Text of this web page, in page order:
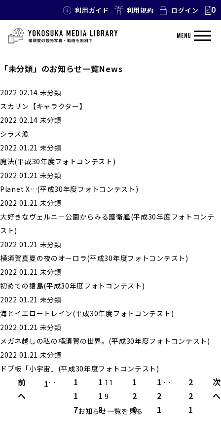
利用ガイド 利用規約 ログイン 0
MENU
「未分類」のお知らせ一覧News
2022.02.14 未分類
スカリン【キャラクター】
2022.02.14 未分類
シラス漁
2022.01.21 未分類
魔法(平成30年度フォトコンテスト)
2022.01.21 未分類
Planet X…(平成30年度フォトコンテスト)
2022.01.21 未分類
大好きなヴェルニー公園からみる護衛艦(平成30年度フォトコンテ
スト)
2022.01.21 未分類
横須賀真夏の夜のオーロラ(平成30年度フォトコンテスト)
2022.01.21 未分類
初めての猿島(平成30年度フォトコンテスト)
2022.01.21 未分類
海とイエロートレイン(平成30年度フォトコンテスト)
2022.01.21 未分類
メガネ越しの私の横須賀の世界。(平成30年度フォトコンテスト)
2022.01.21 未分類
ドブ板「小宇宙」(平成30年度フォトコンテスト)
前
へ
1…
1
1
7
1
1
8
11
9
1
2
0
1
2
1
…
2
2
1
次
へ
お知らせ一覧を見る